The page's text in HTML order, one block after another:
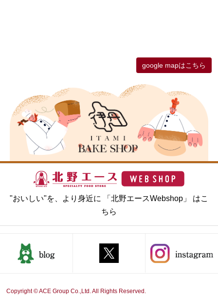
google mapはこちら
"おいしい"を、より身近に 「北野エースWebshop」 はこ
ちら
Copyright © ACE Group Co.,Ltd. All Rights Reserved.